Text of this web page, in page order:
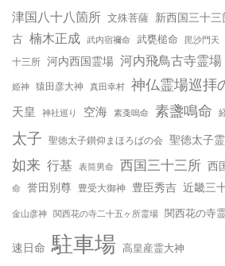
津国八十八箇所 文殊菩薩 新西国三十三
古 楠木正成 武内宿禰命 武甕槌命 毘沙門天
十三所 河内西国霊場 河内飛鳥古寺霊場
姫神 猿田彦大神 真田幸村 神仏霊場巡拝
天皇
神社巡り 空海 素戔嗚命 素盞鳴命
太子
聖徳太子鑚仰まほろばの会 聖徳太子
如来 行基 表筒男命 西国三十三所 西
命
誉田別尊 豊受大御神 豊臣秀吉 近畿三
金山彦神 関西花の寺二十五ヶ所霊場 関西花の寺
速日命 駐車場 高皇産霊大神